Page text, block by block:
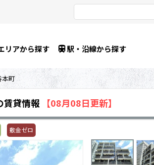
リアから探す 駅・沿線から探す
本町
賃貸情報 【08月08日更新】
敷金ゼロ